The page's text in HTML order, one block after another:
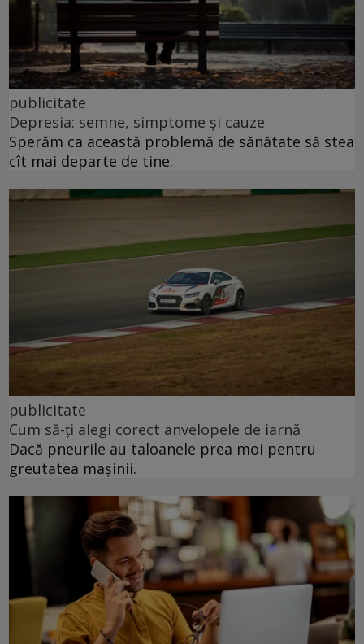
publicitate
Depresia: semne, simptome și cauze
Sperăm ca această problemă de sănătate să stea
cît mai departe de tine.
publicitate
Cum să-ți alegi corect anvelopele de iarnă
Dacă pneurile au taloanele prea moi pentru
greutatea mașinii.